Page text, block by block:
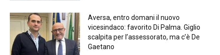
Aversa, entro domani il nuovo
vicesindaco: favorito Di Palma. Giglio
scalpita per l’assessorato, ma c’è De
Gaetano